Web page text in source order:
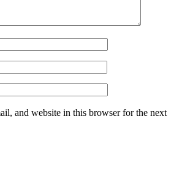
and website in this browser for the next